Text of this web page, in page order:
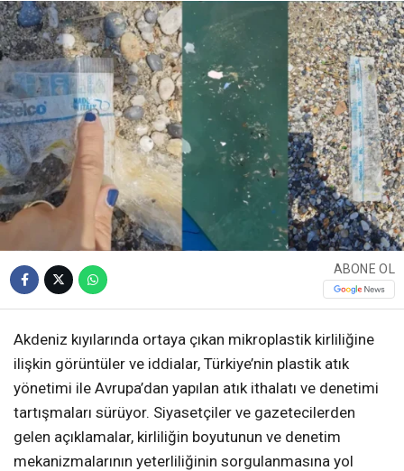
ABONE OL
Akdeniz kıyılarında ortaya çıkan mikroplastik kirliliğine
ilişkin görüntüler ve iddialar, Türkiye’nin plastik atık
yönetimi ile Avrupa’dan yapılan atık ithalatı ve denetimi
tartışmaları sürüyor. Siyasetçiler ve gazetecilerden
gelen açıklamalar, kirliliğin boyutunun ve denetim
mekanizmalarının yeterliliğinin sorgulanmasına yol